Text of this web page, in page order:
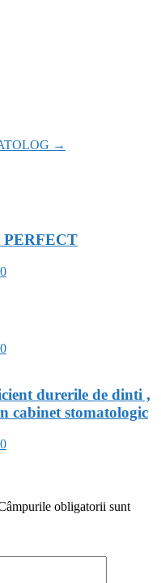
→
0
0
durerile de dinti ,
cabinet stomatologic
0
obligatorii sunt